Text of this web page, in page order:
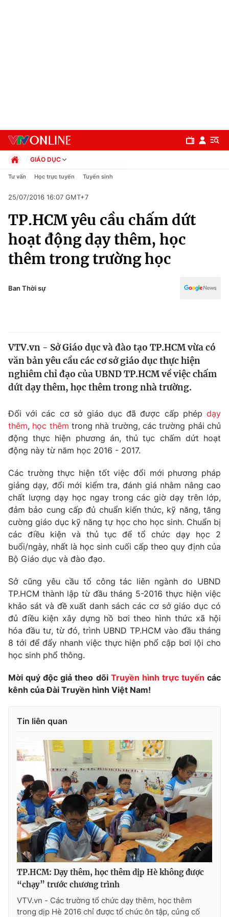
Chuyên mục
Chính trị
Xã hội
Pháp luật
Thế giới
Tin tức
Thế giới đó đây
Câu chuyện quốc tế
Kinh tế
Thị trường
Góc doanh nghiệp
Dữ liệu và đời sống
Truyền hình
Hậu trường
Nhân vật
Khán giả
Giải sao mai
Giải trí
Điện ảnh
Âm nhạc
Sao
Đời sống
Du lịch
Làm đẹp
Chất lượng cuộc sống
Giáo dục
Tuyển sinh
Công nghệ
Hitech Công nghệ tương lai
Sản phẩm
Thị trường
Tư vấn
Giao lưu trực tuyến
Lịch phát sóng
Chuyên mục khác
Emagazine Podcast
VTV Money VTV Thể thao
VTV Sức khoẻ Bất động sản
Thị trường 24h Tấm lòng Việt
VTV4 Vươn mình bằng AI
VTV9 VTV8
Liên hệ tòa soạn English
GIÁO DỤC
Chính trị
Pháp luật
Kinh tế
Thể thao
Truyền hình
Văn hóa - Giải trí
Công nghệ
Tư vấn Học trực tuyến Tuyển sinh
25/07/2016 16:07 GMT+7
TP.HCM yêu cầu chấm dứt
hoạt động dạy thêm, học
thêm trong trường học
Ban Thời sự
VTV.vn - Sở Giáo dục và đào tạo TP.HCM vừa có
văn bản yêu cầu các cơ sở giáo dục thực hiện
nghiêm chỉ đạo của UBND TP.HCM về việc chấm
dứt dạy thêm, học thêm trong nhà trường.
Đối với các cơ sở giáo dục đã được cấp phép dạy
thêm, học thêm trong nhà trường, các trường phải chủ
động thực hiện phương án, thủ tục chấm dứt hoạt
động này từ năm học 2016 - 2017.
Các trường thực hiện tốt việc đổi mới phương pháp
giảng dạy, đổi mới kiểm tra, đánh giá nhằm nâng cao
chất lượng dạy học ngay trong các giờ dạy trên lớp,
đảm bảo cung cấp đủ chuẩn kiến thức, kỹ năng, tăng
cường giáo dục kỹ năng tự học cho học sinh. Chuẩn bị
các điều kiện và thủ tục để tổ chức dạy học 2
buổi/ngày, nhất là học sinh cuối cấp theo quy định của
Bộ Giáo dục và đào đạo.
Sở cũng yêu cầu tổ công tác liên ngành do UBND
TP.HCM thành lập từ đầu tháng 5-2016 thực hiện việc
khảo sát và đề xuất danh sách các cơ sở giáo dục có
đủ điều kiện xây dựng hồ bơi theo hình thức xã hội
hóa đầu tư, từ đó, trình UBND TP.HCM vào đầu tháng
8 tới để đẩy nhanh việc thực hiện phổ cập bơi lội cho
học sinh phổ thông.
Mời quý độc giả theo dõi Truyền hình trực tuyến các
kênh của Đài Truyền hình Việt Nam!
Tin liên quan
TP.HCM: Dạy thêm, học thêm dịp Hè không được
“chạy” trước chương trình
VTV.vn - Các trường tổ chức dạy thêm, học thêm
trong dịp Hè 2016 chỉ được tổ chức ôn tập, củng cố